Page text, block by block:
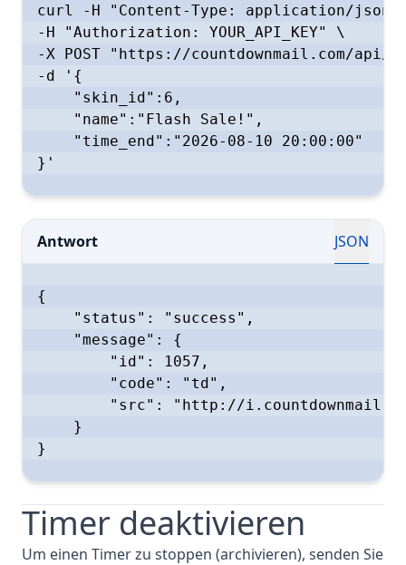
curl -H "Content-Type: application/
-H "Authorization: YOUR_API_KEY" \
-X POST "https://countdownmail.com/
-d '{
    "skin_id":6,
    "name":"Flash Sale!",
    "time_end":"2026-08-10 20:00:00"
}'
Antwort JSON
{
    "status": "success",
    "message": {
        "id": 1057,
        "code": "td",
"src": "http://
    }
}
Timer deaktivieren
Um einen Timer zu stoppen (archivieren), senden Sie